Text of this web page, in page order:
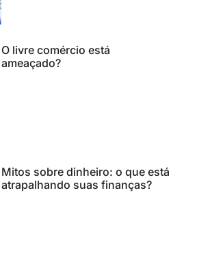
O livre comércio está
ameaçado?
Mitos sobre dinheiro: o que está
atrapalhando suas finanças?